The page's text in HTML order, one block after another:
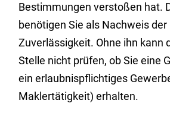
Bestimmungen verstoßen hat.
benötigen Sie als Nachweis
Zuverlässigkeit. Ohne ihn kann
Stelle nicht prüfen, ob Sie eine
ein erlaubnispflichtiges
Maklertätigkeit) erhalten.